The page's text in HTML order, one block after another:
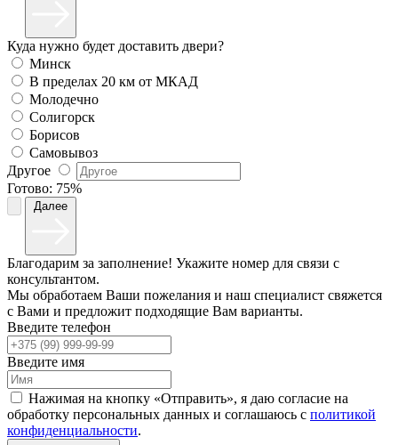
Куда нужно будет доставить двери?
Минск
В пределах 20 км от МКАД
Молодечно
Солигорск
Борисов
Самовывоз
Другое
Готово: 75%
Благодарим за заполнение! Укажите номер для связи с
консультантом.
Мы обработаем Ваши пожелания и наш специалист свяжется
с Вами и предложит подходящие Вам варианты.
Введите телефон
Введите имя
Нажимая на кнопку «Отправить», я даю согласие на
обработку персональных данных и соглашаюсь c политикой
конфиденциальности.